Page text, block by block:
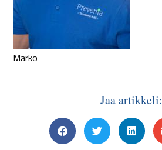
Marko
Jaa artikkeli: